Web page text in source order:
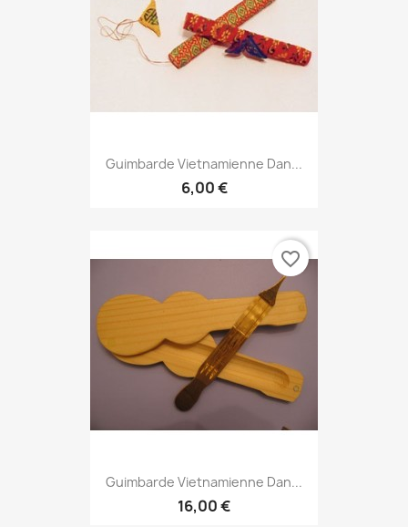
Guimbarde Vietnamienne Dan...
6,00 €
Guimbarde Vietnamienne Dan...
16,00 €
favorite_border